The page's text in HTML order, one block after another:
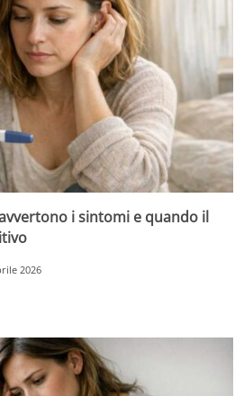
i sintomi e quando il
2026